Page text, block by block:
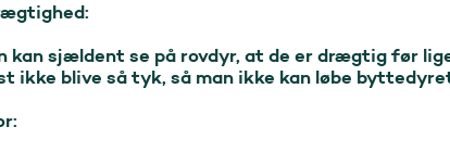
kan sjældent se på rovdyr, at de er drægtig før
ikke blive så tyk, så man ikke kan løbe